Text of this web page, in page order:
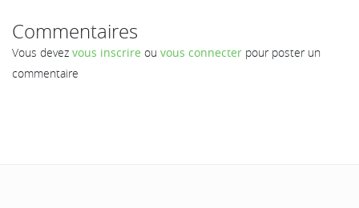
Commentaires
Vous devez vous inscrire ou vous connecter pour poster un
commentaire